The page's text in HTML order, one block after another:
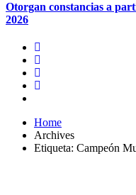
Otorgan constancias a
2026
Home
Archives
Etiqueta: Campeón